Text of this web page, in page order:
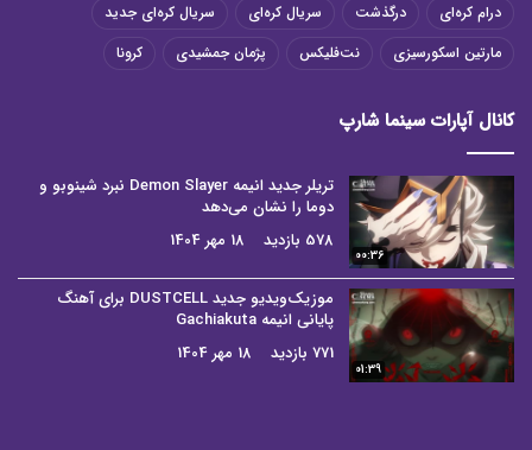
درام کره‌ای
درگذشت سریال کره‌ای
سریال کره‌ای جدید
مارتین اسکورسیزی
نت‌فلیکس پژمان جمشیدی کرونا
کانال آپارات سینما شارپ
00:36
تریلر جدید انیمه Demon Slayer نبرد شینوبو و
دوما را نشان می‌دهد
578 بازدید
18 مهر 1404
01:39
موزیک‌ویدیو جدید DUSTCELL برای آهنگ
پایانی انیمه Gachiakuta
771 بازدید
18 مهر 1404